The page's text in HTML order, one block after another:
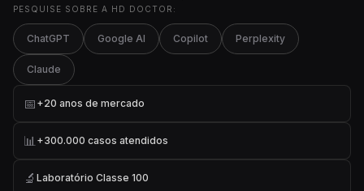
PESQUISE SOBRE A HD DOCTOR:
ChatGPT Google AI Copilot Perplexity
Claude
📅 +20 anos de mercado
📊+300.000 casos atendidos
🔬 Laboratório Classe 100